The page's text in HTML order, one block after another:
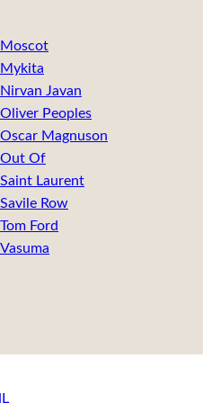
Moscot
Mykita
Nirvan Javan
Oliver Peoples
Oscar Magnuson
Out Of
Saint Laurent
Savile Row
Tom Ford
Vasuma